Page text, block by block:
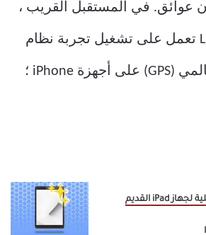
عوائق. في المستقبل القريب ،
قد نرى إشارات L5 تعمل على تشغيل تجربة نظام
تحديد المواقع العالمي (GPS) على أجهزة iPhone ؛
أفضل الاستخدامات العملية لجهاز iPad القديم